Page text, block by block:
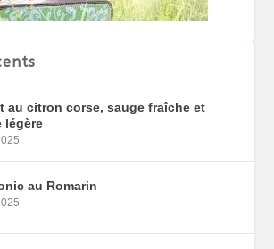
au citron corse, sauge fraîche et
légère
au Romarin